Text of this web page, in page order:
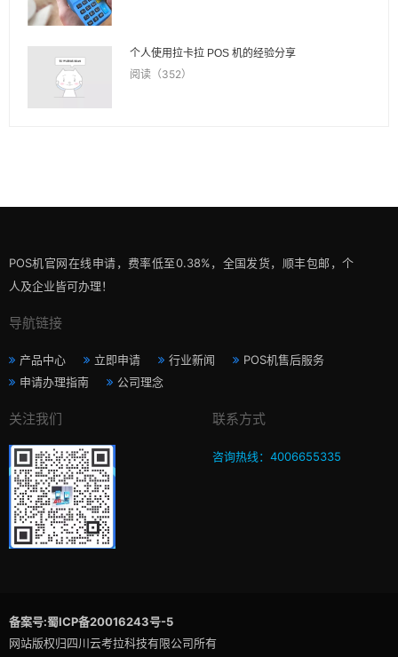
个人使用拉卡拉 POS 机的经验分享
阅读（352）
POS机官网在线申请，费率低至0.38%，全国发货，顺丰包邮，个
人及企业皆可办理！
导航链接
产品中心 立即申请 行业新闻
POS机售后服务
申请办理指南
公司理念
关注我们 联系方式
咨询热线：4006655335
备案号:蜀ICP备20016243号-5
网站版权归四川云考拉科技有限公司所有